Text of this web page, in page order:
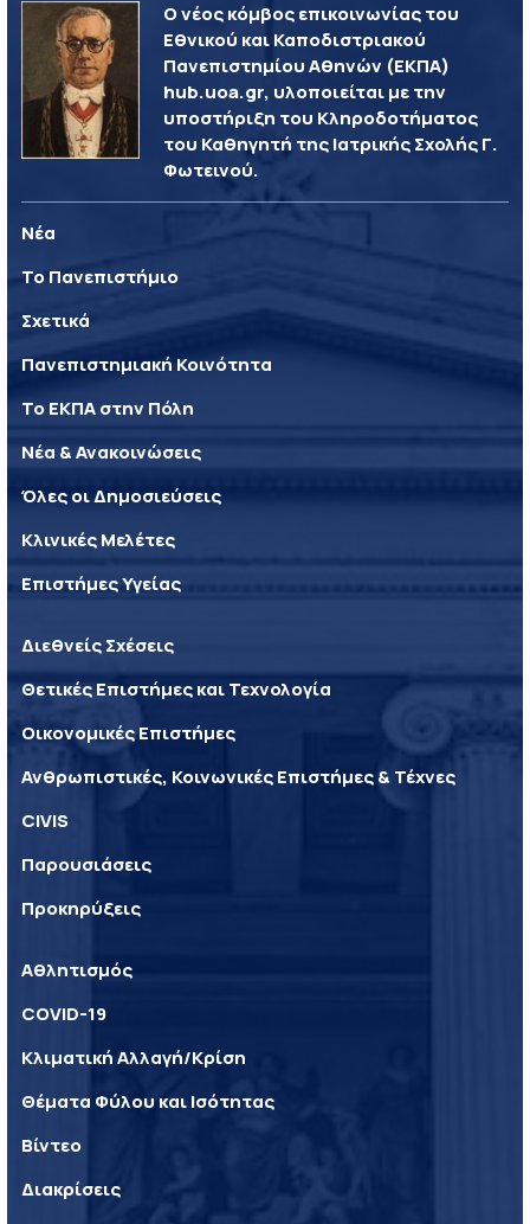
Ο νέος κόμβος επικοινωνίας του
Εθνικού και Καποδιστριακού
Πανεπιστημίου Αθηνών (ΕΚΠΑ)
hub.uoa.gr, υλοποιείται με την
υποστήριξη του Κληροδοτήματος
του Καθηγητή της Ιατρικής Σχολής Γ.
Φωτεινού.
Νέα
Το Πανεπιστήμιο
Σχετικά
Πανεπιστημιακή Κοινότητα
Το ΕΚΠΑ στην Πόλη
Νέα & Ανακοινώσεις
Όλες οι Δημοσιεύσεις
Κλινικές Μελέτες
Επιστήμες Υγείας
Διεθνείς Σχέσεις
Θετικές Επιστήμες και Τεχνολογία
Οικονομικές Επιστήμες
Ανθρωπιστικές, Κοινωνικές Επιστήμες & Τέχνες
CIVIS
Παρουσιάσεις
Προκηρύξεις
Αθλητισμός
COVID-19
Κλιματική Αλλαγή/Κρίση
Θέματα Φύλου και Ισότητας
Βίντεο
Διακρίσεις